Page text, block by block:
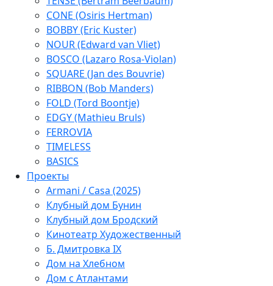
CONE (Osiris Hertman)
BOBBY (Eric Kuster)
NOUR (Edward van Vliet)
BOSCO (Lazaro Rosa-Violan)
SQUARE (Jan des Bouvrie)
RIBBON (Bob Manders)
FOLD (Tord Boontje)
EDGY (Mathieu Bruls)
FERROVIA
TIMELESS
BASICS
Проекты
Armani / Casa (2025)
Клубный дом Бунин
Клубный дом Бродский
Кинотеатр Художественный
Б. Дмитровка IX
Дом на Хлебном
Дом с Атлантами